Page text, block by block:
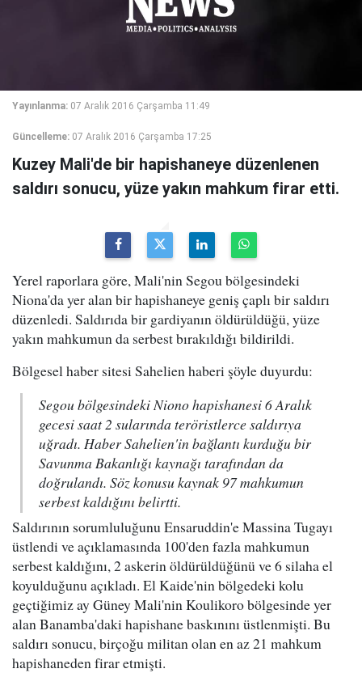
Yayınlanma: 07 Aralık 2016 Çarşamba 11:49
Güncelleme: 07 Aralık 2016 Çarşamba 17:25
Kuzey Mali'de bir hapishaneye düzenlenen
saldırı sonucu, yüze yakın mahkum firar etti.
Yerel raporlara göre, Mali'nin Segou bölgesindeki
Niona'da yer alan bir hapishaneye geniş çaplı bir saldırı
düzenledi. Saldırıda bir gardiyanın öldürüldüğü, yüze
yakın mahkumun da serbest bırakıldığı bildirildi.
Bölgesel haber sitesi Sahelien haberi şöyle duyurdu:
Segou bölgesindeki Niono hapishanesi 6 Aralık
gecesi saat 2 sularında teröristlerce saldırıya
uğradı. Haber Sahelien'in bağlantı kurduğu bir
Savunma Bakanlığı kaynağı tarafından da
doğrulandı. Söz konusu kaynak 97 mahkumun
serbest kaldığını belirtti.
Saldırının sorumluluğunu Ensaruddin'e Massina Tugayı
üstlendi ve açıklamasında 100'den fazla mahkumun
serbest kaldığını, 2 askerin öldürüldüğünü ve 6 silaha el
koyulduğunu açıkladı. El Kaide'nin bölgedeki kolu
geçtiğimiz ay Güney Mali'nin Koulikoro bölgesinde yer
alan Banamba'daki hapishane baskınını üstlenmişti. Bu
saldırı sonucu, birçoğu militan olan en az 21 mahkum
hapishaneden firar etmişti.